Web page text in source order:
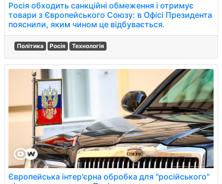
Росія обходить санкційні обмеження і отримує
товари з Європейського Союзу: в Офісі Президента
пояснили, яким чином це відбувається.
Політика Росія Технологія
Європейська інтер'єрна обробка для "російського"